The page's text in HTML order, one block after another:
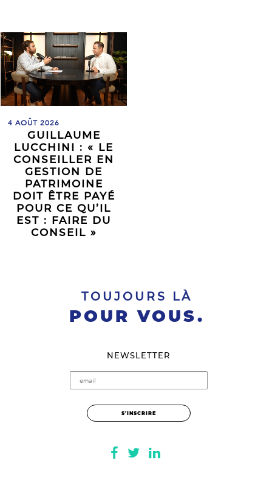
GUILLAUME
LUCCHINI : « LE
CONSEILLER EN
GESTION DE
PATRIMOINE
DOIT ÊTRE PAYÉ
POUR CE QU’IL
EST : FAIRE DU
CONSEIL »
4 AOÛT 2026
TOUJOURS LÀ
POUR VOUS.
NEWSLETTER